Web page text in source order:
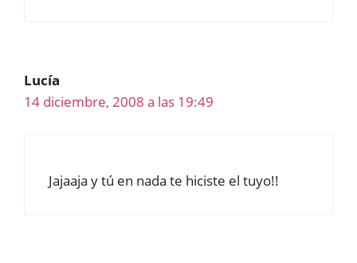
Lucía
14 diciembre, 2008 a las 19:49
Jajaaja y tú en nada te hiciste el tuyo!!